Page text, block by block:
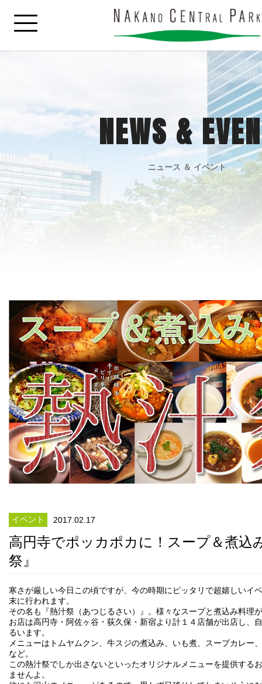
NEWS &
ニュース ＆ イベント
イベント 2017.02.17
高円寺でポッカポカに！スープ＆煮込
祭』
寒さが厳しい今日この頃ですが、今の時期にピッタリで超嬉しいイ
末に行われます。
その名も『熱汁祭（あつじるさい）』。様々なスープと煮込み料理
お店は高円寺・阿佐ヶ谷・荻久保・新宿より計１４店舗が出店し、
るいます。
メニューはトムヤムクン、牛スジの煮込み、いも煮、スープカレー
など。
この熱汁祭でしか出さないといったオリジナルメニューを提供する
ませんよ。